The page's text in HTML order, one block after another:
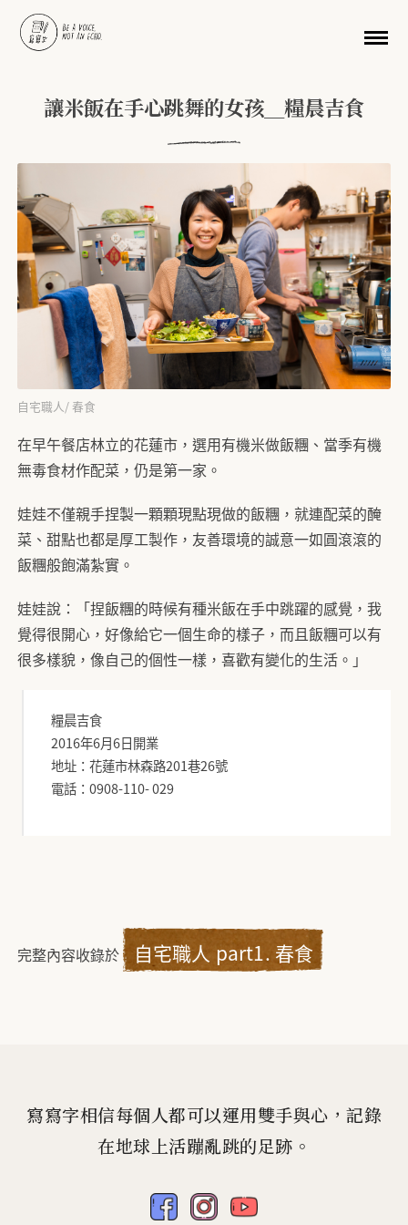
移至主內容
讓米飯在手心跳舞的女孩＿糧晨吉食
自宅職人 / 春食
在早午餐店林立的花蓮市，選用有機米做飯糰、當季有機
無毒食材作配菜，仍是第一家。
娃娃不僅親手捏製一顆顆現點現做的飯糰，就連配菜的醃
菜、甜點也都是厚工製作，友善環境的誠意一如圓滾滾的
飯糰般飽滿紮實。
娃娃說：「捏飯糰的時候有種米飯在手中跳躍的感覺，我
覺得很開心，好像給它一個生命的樣子，而且飯糰可以有
很多樣貌，像自己的個性一樣，喜歡有變化的生活。」
糧晨吉食
2016年6月6日開業
地址：花蓮市林森路201巷26號
電話：0908-110- 029
完整內容收錄於 自宅職人 part1. 春食
寫寫字相信每個人都可以運用雙手與心，記錄
在地球上活蹦亂跳的足跡。
fb